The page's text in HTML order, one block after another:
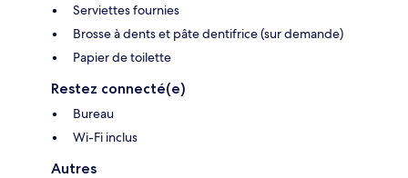
Serviettes fournies
Brosse à dents et pâte dentifrice (sur demande)
Papier de toilette
Restez connecté(e)
Bureau
Wi-Fi inclus
Autres